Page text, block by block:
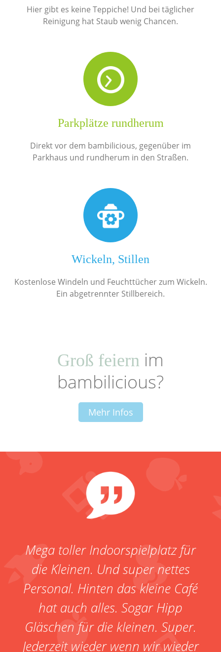
Hier gibt es keine Teppiche! Und bei täglicher
Reinigung hat Staub wenig Chancen.
Parkplätze rundherum
Direkt vor dem bambilicious, gegenüber im
Parkhaus und rundherum in den Straßen.
Wickeln, Stillen
Kostenlose Windeln und Feuchttücher zum Wickeln.
Ein abgetrennter Stillbereich.
Groß feiern im
bambilicious?
Mehr Infos
Mega toller Indoorspielplatz für
die Kleinen. Und super nettes
Personal. Hinten das kleine Café
hat auch alles. Sogar Hipp
Gläschen für die kleinen. Super.
Jederzeit wieder wenn wir wieder